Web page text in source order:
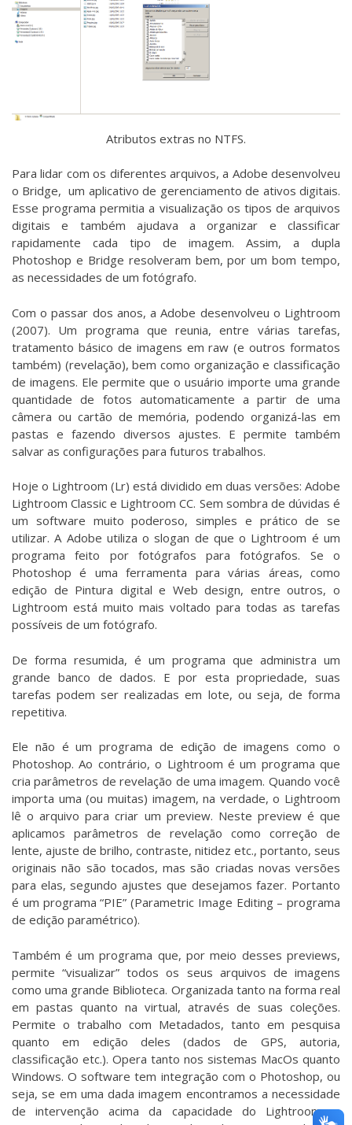
Atributos extras no NTFS.
Para lidar com os diferentes arquivos, a Adobe desenvolveu
o Bridge, um aplicativo de gerenciamento de ativos digitais.
Esse programa permitia a visualização os tipos de arquivos
digitais e também ajudava a organizar e classificar
rapidamente cada tipo de imagem. Assim, a dupla
Photoshop e Bridge resolveram bem, por um bom tempo,
as necessidades de um fotógrafo.
Com o passar dos anos, a Adobe desenvolveu o Lightroom
(2007). Um programa que reunia, entre várias tarefas,
tratamento básico de imagens em raw (e outros formatos
também) (revelação), bem como organização e classificação
de imagens. Ele permite que o usuário importe uma grande
quantidade de fotos automaticamente a partir de uma
câmera ou cartão de memória, podendo organizá-las em
pastas e fazendo diversos ajustes. E permite também
salvar as configurações para futuros trabalhos.
Hoje o Lightroom (Lr) está dividido em duas versões: Adobe
Lightroom Classic e Lightroom CC. Sem sombra de dúvidas é
um software muito poderoso, simples e prático de se
utilizar. A Adobe utiliza o slogan de que o Lightroom é um
programa feito por fotógrafos para fotógrafos. Se o
Photoshop é uma ferramenta para várias áreas, como
edição de Pintura digital e Web design, entre outros, o
Lightroom está muito mais voltado para todas as tarefas
possíveis de um fotógrafo.
De forma resumida, é um programa que administra um
grande banco de dados. E por esta propriedade, suas
tarefas podem ser realizadas em lote, ou seja, de forma
repetitiva.
Ele não é um programa de edição de imagens como o
Photoshop. Ao contrário, o Lightroom é um programa que
cria parâmetros de revelação de uma imagem. Quando você
importa uma (ou muitas) imagem, na verdade, o Lightroom
lê o arquivo para criar um preview. Neste preview é que
aplicamos parâmetros de revelação como correção de
lente, ajuste de brilho, contraste, nitidez etc., portanto, seus
originais não são tocados, mas são criadas novas versões
para elas, segundo ajustes que desejamos fazer. Portanto
é um programa “PIE” (Parametric Image Editing – programa
de edição paramétrico).
Também é um programa que, por meio desses previews,
permite “visualizar” todos os seus arquivos de imagens
como uma grande Biblioteca. Organizada tanto na forma real
em pastas quanto na virtual, através de suas coleções.
Permite o trabalho com Metadados, tanto em pesquisa
quanto em edição deles (dados de GPS, autoria,
classificação etc.). Opera tanto nos sistemas MacOs quanto
Windows. O software tem integração com o Photoshop, ou
seja, se em uma dada imagem encontramos a necessidade
de intervenção acima da capacidade do Lightroom, a